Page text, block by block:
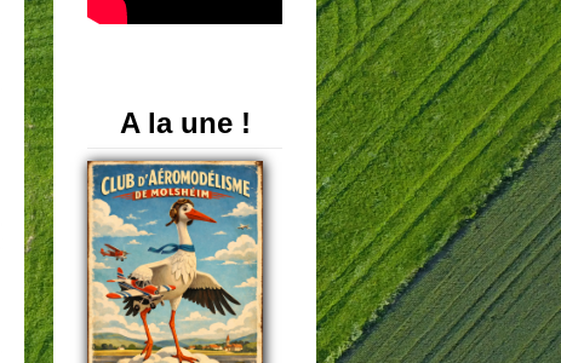
A la une !